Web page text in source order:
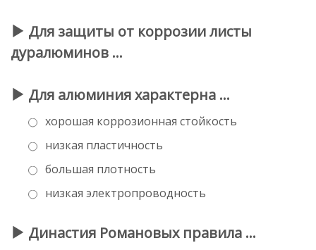
Для защиты от коррозии листы
дуралюминов …
Для алюминия характерна …
хорошая коррозионная стойкость
низкая пластичность
большая плотность
низкая электропроводность
Династия Романовых правила ...